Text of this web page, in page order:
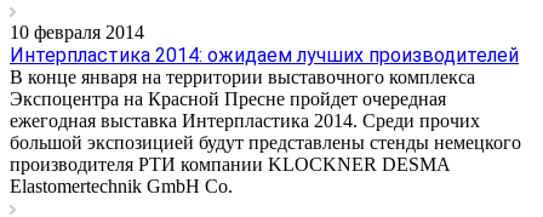
10 февраля 2014
Интерпластика 2014: ожидаем лучших производителей
В конце января на территории выставочного комплекса
Экспоцентра на Красной Пресне пройдет очередная
ежегодная выставка Интерпластика 2014. Среди прочих
большой экспозицией будут представлены стенды немецкого
производителя РТИ компании KLOCKNER DESMA
Elastomertechnik GmbH Со.